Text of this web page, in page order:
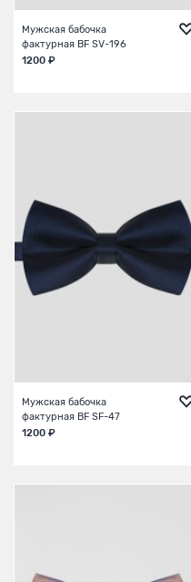
Мужская бабочка
фактурная BF SV-196
1200 ₽
Мужская бабочка
фактурная BF SF-47
1200 ₽